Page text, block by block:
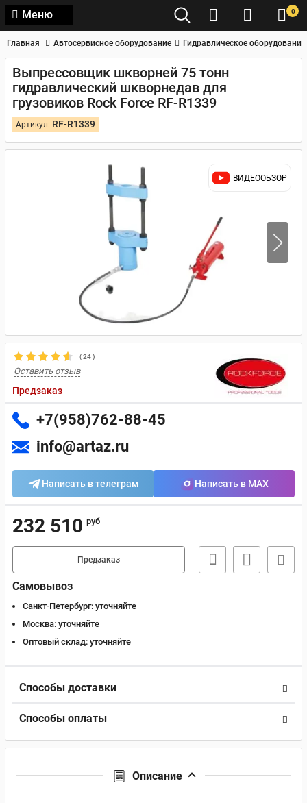
Меню 0
Главная Автосервисное оборудование Гидравлическое оборудование
Выпрессовщик шкворней 75 тонн
гидравлический шкворнедав для
грузовиков Rock Force RF-R1339
Артикул: RF-R1339
ВИДЕООБЗОР
(24)
Оставить отзыв
Предзаказ
+7(958)762-88-45
info@artaz.ru
Написать в телеграм Написать в MAX
232 510 руб
Предзаказ
Самовывоз
Санкт-Петербург: уточняйте
Москва: уточняйте
Оптовый склад: уточняйте
Способы доставки
Способы оплаты
Описание